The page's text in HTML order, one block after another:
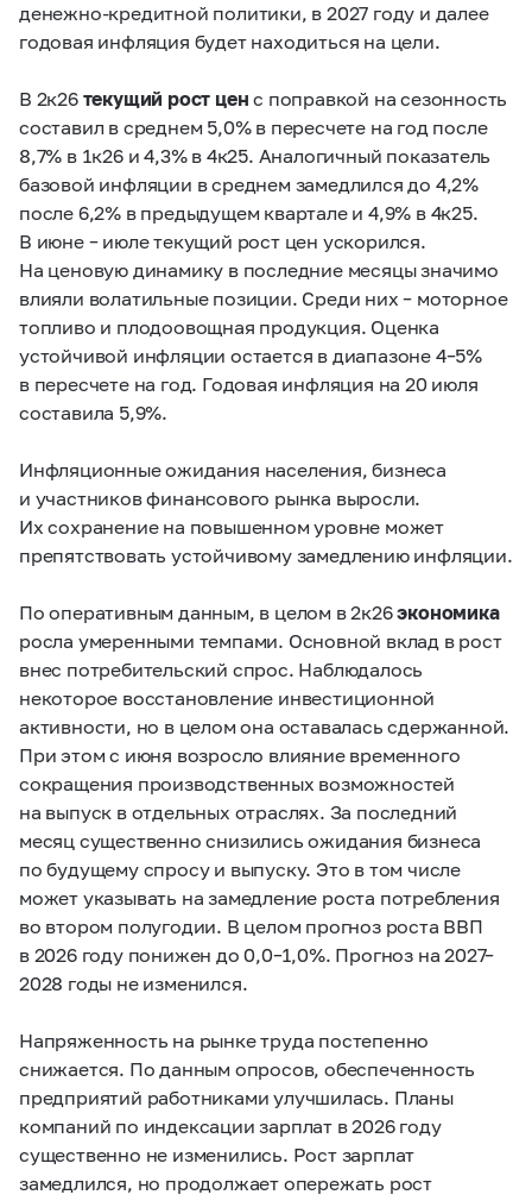
денежно-кредитной политики, в 2027 году и далее
годовая инфляция будет находиться на цели.
В 2к26 текущий рост ценс поправкой на сезонность
составил в среднем 5,0% в пересчете на год после
8,7% в 1к26 и 4,3% в 4к25. Аналогичный показатель
базовой инфляции в среднем замедлился до 4,2%
после 6,2% в предыдущем квартале и 4,9% в 4к25.
В июне – июле текущий рост цен ускорился.
На ценовую динамику в последние месяцы значимо
влияли волатильные позиции. Среди них – моторное
топливо и плодоовощная продукция. Оценка
устойчивой инфляции остается в диапазоне 4–5%
в пересчете на год. Годовая инфляция на 20 июля
составила 5,9%.
Инфляционные ожидания населения, бизнеса
и участников финансового рынка выросли.
Их сохранение на повышенном уровне может
препятствовать устойчивому замедлению инфляции.
По оперативным данным, в целом в 2к26экономика
росла умеренными темпами. Основной вклад в рост
внес потребительский спрос. Наблюдалось
некоторое восстановление инвестиционной
активности, но в целом она оставалась сдержанной.
При этом с июня возросло влияние временного
сокращения производственных возможностей
на выпуск в отдельных отраслях. За последний
месяц существенно снизились ожидания бизнеса
по будущему спросу и выпуску. Это в том числе
может указывать на замедление роста потребления
во втором полугодии. В целом прогноз роста ВВП
в 2026 году понижен до 0,0–1,0%. Прогноз на 2027–
2028 годы не изменился.
Напряженность на рынке труда постепенно
снижается. По данным опросов, обеспеченность
предприятий работниками улучшилась. Планы
компаний по индексации зарплат в 2026 году
существенно не изменились. Рост зарплат
замедлился, но продолжает опережать рост